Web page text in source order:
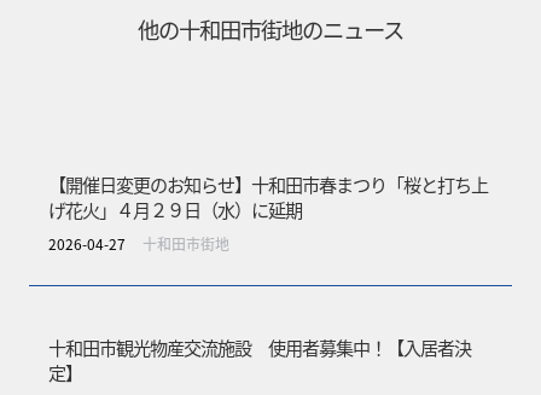
他の十和田市街地のニュース
【開催日変更のお知らせ】十和田市春まつり「桜と打ち上
げ花火」４月２９日（水）に延期
2026-04-27 十和田市街地
十和田市観光物産交流施設 使用者募集中！【入居者決
定】